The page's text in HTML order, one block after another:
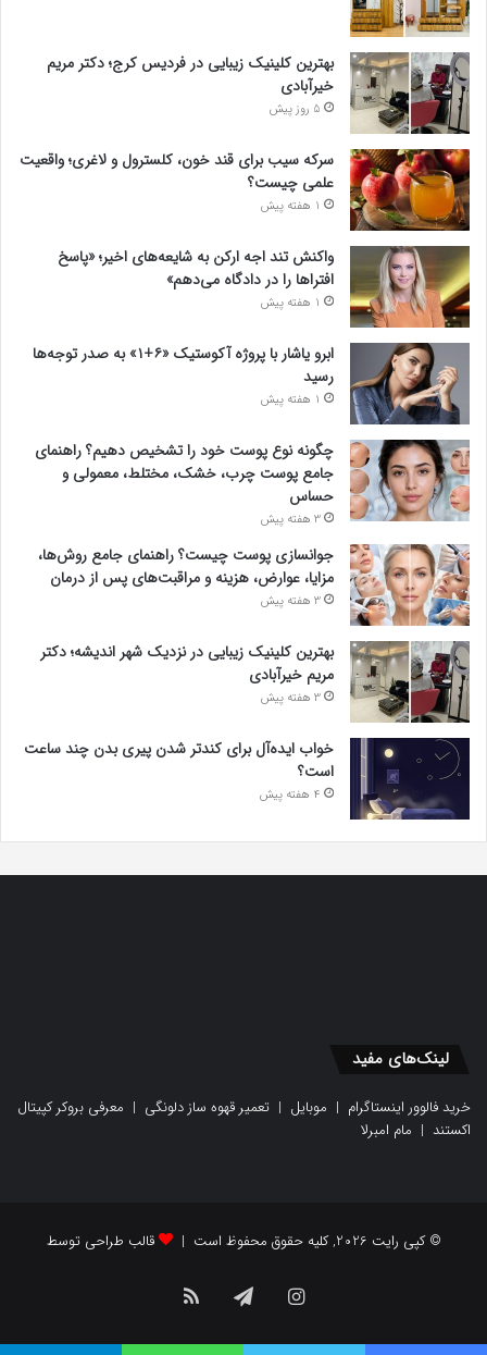
بهترین کلینیک زیبایی در فردیس کرج؛ دکتر مریم
خیرآبادی
5 روز پیش
سرکه سیب برای قند خون، کلسترول و لاغری؛ واقعیت
علمی چیست؟
1 هفته پیش
واکنش تند اجه ارکن به شایعه‌های اخیر؛ «پاسخ
افتراها را در دادگاه می‌دهم»
1 هفته پیش
ابرو یاشار با پروژه آکوستیک «۶+۱» به صدر توجه‌ها
رسید
1 هفته پیش
چگونه نوع پوست خود را تشخیص دهیم؟ راهنمای
جامع پوست چرب، خشک، مختلط، معمولی و
حساس
3 هفته پیش
جوانسازی پوست چیست؟ راهنمای جامع روش‌ها،
مزایا، عوارض، هزینه و مراقبت‌های پس از درمان
3 هفته پیش
بهترین کلینیک زیبایی در نزدیک شهر اندیشه؛ دکتر
مریم خیرآبادی
3 هفته پیش
خواب ایده‌آل برای کندتر شدن پیری بدن چند ساعت
است؟
4 هفته پیش
لینک‌های مفید
خرید فالوور اینستاگرام | موبایل | تعمیر قهوه ساز دلونگی | معرفی بروکر کپیتال
اکستند | مام امبرلا
© کپی رایت 2026, کلیه حقوق محفوظ است | قالب طراحی توسط
اینستاگرامتلگرامخوراک